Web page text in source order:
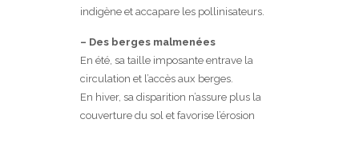
indigène et accapare les pollinisateurs.
– Des berges malmenées
En été, sa taille imposante entrave la
circulation et l’accès aux berges.
En hiver, sa disparition n’assure plus la
couverture du sol et favorise l’érosion